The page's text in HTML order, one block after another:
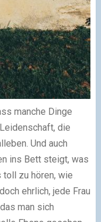
manche Dinge
die
Und auch
ins Bett steigt, was
zu hören, wie
ehrlich, jede Frau
man sich